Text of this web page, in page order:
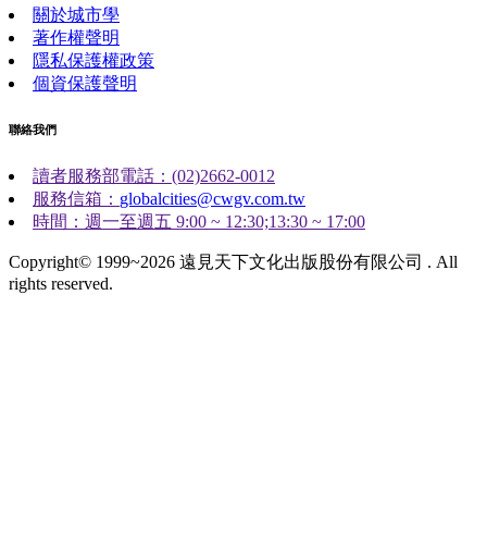
關於城市學
著作權聲明
隱私保護權政策
個資保護聲明
聯絡我們
讀者服務部電話：(02)2662-0012
服務信箱： globalcities@cwgv.com.tw
時間：週一至週五 9:00 ~ 12:30;13:30 ~ 17:00
Copyright© 1999~2026 遠見天下文化出版股份有限公司 . All
rights reserved.